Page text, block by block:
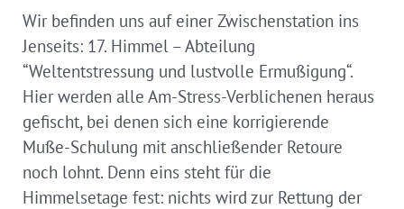
Wir befinden uns auf einer Zwischenstation ins
Jenseits: 17. Himmel – Abteilung
“Weltentstressung und lustvolle Ermußigung“.
Hier werden alle Am-Stress-Verblichenen heraus
gefischt, bei denen sich eine korrigierende
Muße-Schulung mit anschließender Retoure
noch lohnt. Denn eins steht für die
Himmelsetage fest: nichts wird zur Rettung der